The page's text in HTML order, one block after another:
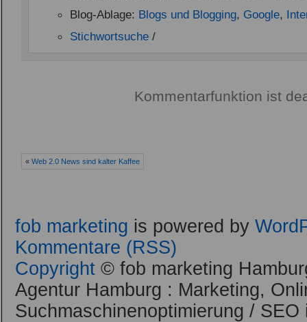
Blog-Ablage: Blogs und Blogging, Google,
Stichwortsuche /
Kommentarfunktion ist
« Web 2.0 News sind kalter Kaffee
fob marketing is powered by
Kommentare (RSS)
Copyright © fob marketing
Agentur Hamburg : Marketing,
Suchmaschinenoptimierung / SEO